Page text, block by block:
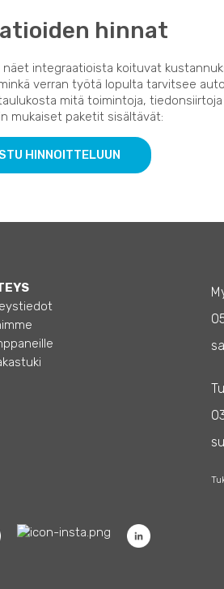
hinnat
integraatioista koituvat
verran työtä lopulta tarvitsee
mitä toimintoja,
mukaiset paketit sisältävät:
HINNOITTELUUN